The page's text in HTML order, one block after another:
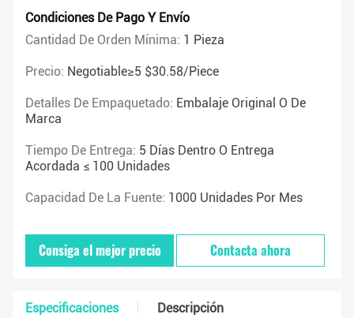
Condiciones De Pago Y Envío
Cantidad De Orden Mínima: 1 Pieza
Precio: Negotiable≥5 $30.58/piece
Detalles De Empaquetado: Embalaje Original O De
Marca
Tiempo De Entrega: 5 Días Dentro O Entrega
Acordada ≤ 100 Unidades
Capacidad De La Fuente: 1000 Unidades Por Mes
Consiga el mejor precio Contacta ahora
Especificaciones Descripción